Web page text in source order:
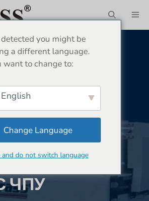
2024
Выбору
Газа Для
ЧПУ
you might be
a different language.
want to change to:
English
Change Language
and do not switch language